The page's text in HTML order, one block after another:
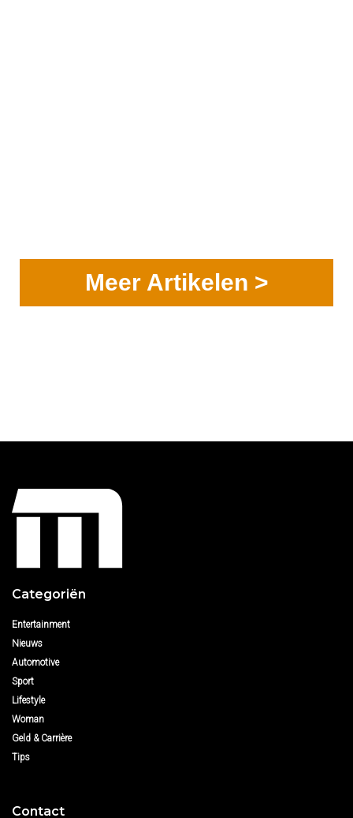
Meer Artikelen >
Categoriën
Entertainment
Nieuws
Automotive
Sport
Lifestyle
Woman
Geld & Carrière
Tips
Contact